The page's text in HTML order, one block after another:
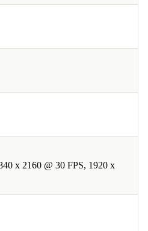
x 2160 @ 30 FPS, 1920 x